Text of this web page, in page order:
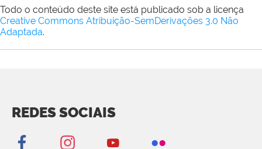
Todo o conteúdo deste site está publicado sob a licença
Creative Commons Atribuição-SemDerivações 3.0 Não
Adaptada.
REDES SOCIAIS